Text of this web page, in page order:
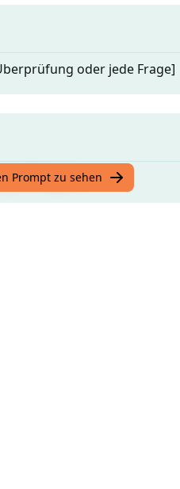
oder jede Frage]
an.
Prompt zu sehen